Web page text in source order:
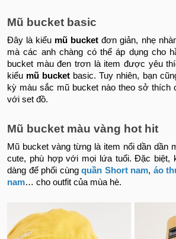
Mũ bucket basic
Đây là kiểu mũ bucketđơn giản, nhẹ
mà các anh chàng có thể áp dụng cho
bucket màu đen trơn là item được yêu
kiểu mũ bucket basic. Tuy nhiên, bạn
kỳ màu sắc mũ bucket nào theo sở thích
với set đồ.
Mũ bucket màu vàng hot hit
Mũ bucket vàng từng là item nổi dần dần
cute, phù hợp với mọi lứa tuổi. Đặc biệt,
dàng để phối cùngquần Short nam, áo
nam… cho outfit của mùa hè.